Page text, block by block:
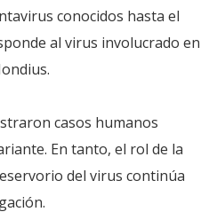
conocidos hasta el
al virus involucrado en
casos humanos
En tanto, el rol de la
del virus continúa